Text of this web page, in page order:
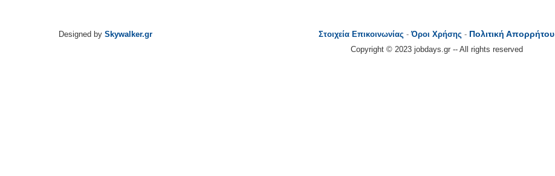
Designed by Skywalker.gr Στοιχεία Επικοινωνίας -Όροι Χρήσης - Πολιτική Απορρήτου
Copyright © 2023 jobdays.gr -- All rights reserved